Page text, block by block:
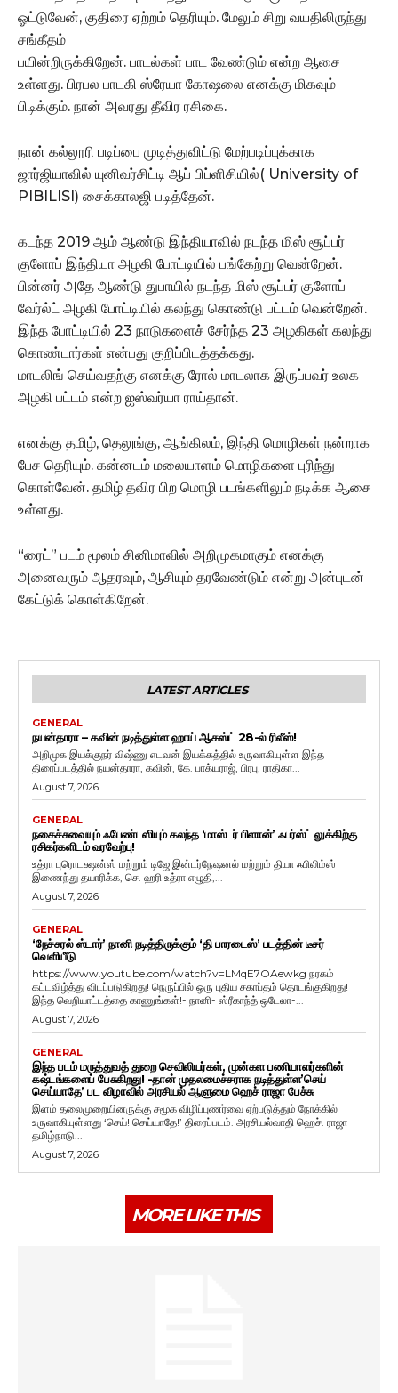
ஓட்டுவேன், குதிரை ஏற்றம் தெரியும். மேலும் சிறு வயதிலிருந்து
சங்கீதம்
பயின்றிருக்கிறேன். பாடல்கள் பாட வேண்டும் என்ற ஆசை
உள்ளது. பிரபல பாடகி ஸ்ரேயா கோஷலை எனக்கு மிகவும்
பிடிக்கும். நான் அவரது தீவிர ரசிகை.
நான் கல்லூரி படிப்பை முடித்துவிட்டு மேற்படிப்புக்காக
ஜார்ஜியாவில் யுனிவர்சிட்டி ஆப் பிப்ளிசியில்( University of
PIBILISI) சைக்காலஜி படித்தேன்.
கடந்த 2019 ஆம் ஆண்டு இந்தியாவில் நடந்த மிஸ் சூப்பர்
குளோப் இந்தியா அழகி போட்டியில் பங்கேற்று வென்றேன்.
பின்னர் அதே ஆண்டு துபாயில் நடந்த மிஸ் சூப்பர் குளோப்
வேர்ல்ட் அழகி போட்டியில் கலந்து கொண்டு பட்டம் வென்றேன்.
இந்த போட்டியில் 23 நாடுகளைச் சேர்ந்த 23 அழகிகள் கலந்து
கொண்டார்கள் என்பது குறிப்பிடத்தக்கது.
மாடலிங் செய்வதற்கு எனக்கு ரோல் மாடலாக இருப்பவர் உலக
அழகி பட்டம் என்ற ஐஸ்வர்யா ராய்தான்.
எனக்கு தமிழ், தெலுங்கு, ஆங்கிலம், இந்தி மொழிகள் நன்றாக
பேச தெரியும். கன்னடம் மலையாளம் மொழிகளை புரிந்து
கொள்வேன். தமிழ் தவிர பிற மொழி படங்களிலும் நடிக்க ஆசை
உள்ளது.
“ரைட்” படம் மூலம் சினிமாவில் அறிமுகமாகும் எனக்கு
அனைவரும் ஆதரவும், ஆசியும் தரவேண்டும் என்று அன்புடன்
கேட்டுக் கொள்கிறேன்.
LATEST ARTICLES
GENERAL
நயன்தாரா – கவின் நடித்துள்ள ஹாய் ஆகஸ்ட் 28-ல் ரிலீஸ்!
அறிமுக இயக்குநர் விஷ்ணு எடவன் இயக்கத்தில் உருவாகியுள்ள இந்த
திரைப்படத்தில் நயன்தாரா, கவின், கே. பாக்யராஜ், பிரபு, ராதிகா...
August 7, 2026
GENERAL
நகைச்சுவையும் ஃபேண்டஸியும் கலந்த ‘மாஸ்டர் பிளான்’ ஃபர்ஸ்ட் லுக்கிற்கு
ரசிகர்களிடம் வரவேற்பு!
உத்ரா புரொடக்ஷன்ஸ் மற்றும் டிஜே இன்டர்நேஷனல் மற்றும் தியா ஃபிலிம்ஸ்
இணைந்து தயாரிக்க, செ. ஹரி உத்ரா எழுதி,...
August 7, 2026
GENERAL
‘நேச்சுரல் ஸ்டார்’ நானி நடித்திருக்கும் ‘தி பாரடைஸ்’ படத்தின் டீசர்
வெளியீடு
https://www.youtube.com/watch?v=LMqE7OAewkg நரகம்
கட்டவிழ்த்து விடப்படுகிறது! நெருப்பில் ஒரு புதிய சகாப்தம் தொடங்குகிறது!
இந்த வெறியாட்டத்தை காணுங்கள்!- நானி- ஸ்ரீகாந்த் ஒடேலா-...
August 7, 2026
GENERAL
இந்த படம் மருத்துவத் துறை செவிலியர்கள், முன்கள பணியாளர்களின்
கஷ்டங்களைப் பேசுகிறது! -தான் முதலமைச்சராக நடித்துள்ள’செய்
செய்யாதே’ பட விழாவில் அரசியல் ஆளுமை ஹெச் ராஜா பேச்சு
இளம் தலைமுறையினருக்கு சமூக விழிப்புணர்வை ஏற்படுத்தும் நோக்கில்
உருவாகியுள்ளது ‘செய்! செய்யாதே!’ திரைப்படம். அரசியல்வாதி ஹெச். ராஜா
தமிழ்நாடு...
August 7, 2026
MORE LIKE THIS